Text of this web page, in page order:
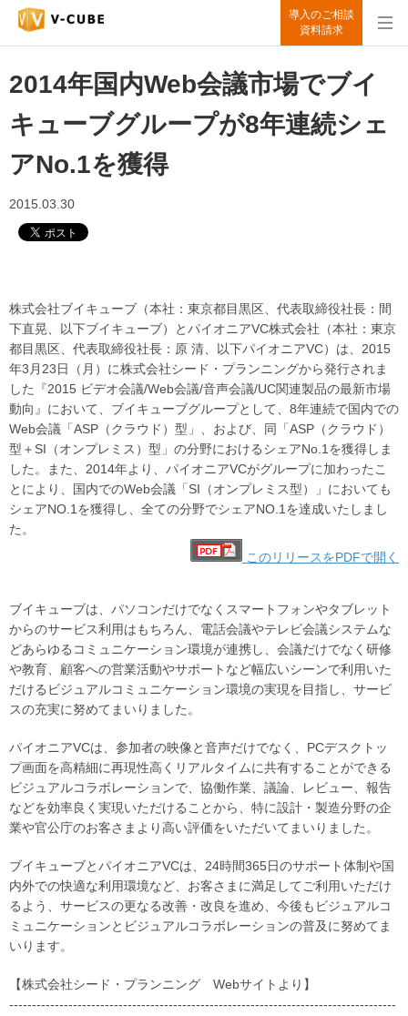
導入のご相談
資料請求
2014年国内Web会議市場でブイ
キューブグループが8年連続シェ
アNo.1を獲得
2015.03.30
株式会社ブイキューブ（本社：東京都目黒区、代表取締役社長：間
下直晃、以下ブイキューブ）とパイオニアVC株式会社（本社：東京
都目黒区、代表取締役社長：原 清、以下パイオニアVC）は、2015
年3月23日（月）に株式会社シード・プランニングから発行されま
した『2015 ビデオ会議/Web会議/音声会議/UC関連製品の最新市場
動向』において、ブイキューブグループとして、8年連続で国内での
Web会議「ASP（クラウド）型」、および、同「ASP（クラウド）
型＋SI（オンプレミス）型」の分野におけるシェアNo.1を獲得しま
した。また、2014年より、パイオニアVCがグループに加わったこ
とにより、国内でのWeb会議「SI（オンプレミス型）」においても
シェアNO.1を獲得し、全ての分野でシェアNO.1を達成いたしまし
た。
このリリースをPDFで開く
ブイキューブは、パソコンだけでなくスマートフォンやタブレット
からのサービス利用はもちろん、電話会議やテレビ会議システムな
どあらゆるコミュニケーション環境が連携し、会議だけでなく研修
や教育、顧客への営業活動やサポートなど幅広いシーンで利用いた
だけるビジュアルコミュニケーション環境の実現を目指し、サービ
スの充実に努めてまいりました。
パイオニアVCは、参加者の映像と音声だけでなく、PCデスクトッ
プ画面を高精細に再現性高くリアルタイムに共有することができる
ビジュアルコラボレーションで、協働作業、議論、レビュー、報告
などを効率良く実現いただけることから、特に設計・製造分野の企
業や官公庁のお客さまより高い評価をいただいてまいりました。
ブイキューブとパイオニアVCは、24時間365日のサポート体制や国
内外での快適な利用環境など、お客さまに満足してご利用いただけ
るよう、サービスの更なる改善・改良を進め、今後もビジュアルコ
ミュニケーションとビジュアルコラボレーションの普及に努めてま
いります。
【株式会社シード・プランニング Webサイトより】
-------------------------------------------------------------------------------------